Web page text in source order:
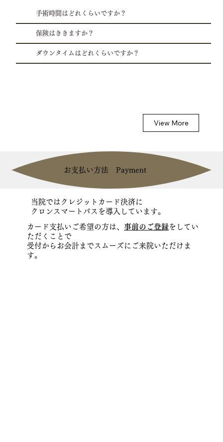
お支払い方法 Payment
手術時間はどれくらいですか？
保険はききますか？
ダウンタイムはどれくらいですか？
View More
当院ではクレジットカード決済に
クロンスマートパスを導入しています。
カード支払いご希望の方は、​ 事前のご登録 をしてい
ただくことで
受付からお会計まで​スムーズにご来院いただけま
す。